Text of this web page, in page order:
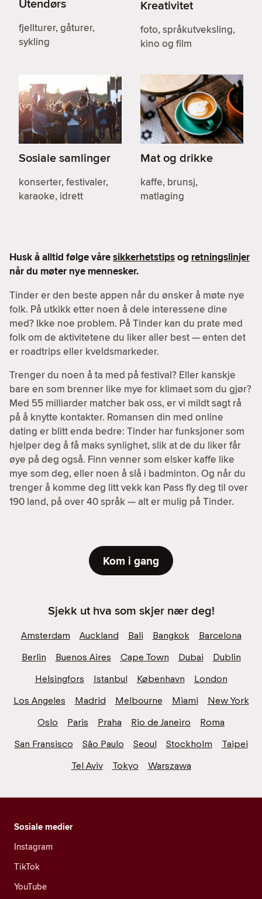
Utendørs
fjellturer, gåturer,
sykling
Kreativitet
foto, språkutveksling,
kino og film
Sosiale samlinger
konserter, festivaler,
karaoke, idrett
Mat og drikke
kaffe, brunsj,
matlaging
Husk å alltid følge våresikkerhetstipsog retningslinjer
når du møter nye mennesker.
Tinder er den beste appen når du ønsker å møte nye
folk. På utkikk etter noen å dele interessene dine
med? Ikke noe problem. På Tinder kan du prate med
folk om de aktivitetene du liker aller best — enten det
er roadtrips eller kveldsmarkeder.
Trenger du noen å ta med på festival? Eller kanskje
bare en som brenner like mye for klimaet som du gjør?
Med 55 milliarder matcher bak oss, er vi mildt sagt rå
på å knytte kontakter. Romansen din med online
dating er blitt enda bedre: Tinder har funksjoner som
hjelper deg å få maks synlighet, slik at de du liker får
øye på deg også. Finn venner som elsker kaffe like
mye som deg, eller noen å slå i badminton. Og når du
trenger å komme deg litt vekk kan Pass fly deg til over
190 land, på over 40 språk — alt er mulig på Tinder.
Kom i gang
Sjekk ut hva som skjer nær deg!
Amsterdam Auckland Bali Bangkok
Barcelona
Berlin
Buenos Aires Cape Town Dubai
Dublin
Helsingfors
Istanbul København
London
Los Angeles
Madrid Melbourne Miami
New York
Oslo
Paris Praha Rio de Janeiro
Roma
San Fransisco
São Paulo Seoul Stockholm
Taipei
Tel Aviv
Tokyo Warszawa
Sosiale medier
Instagram
TikTok
YouTube